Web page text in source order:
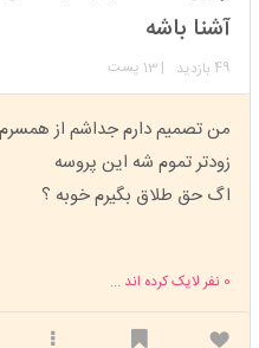
آشنا باشه
49 بازدید | 13 پست
من تصمیم دارم جداشم از همسرم
زودتر تموم شه این پروسه
اگ حق طلاق بگیرم خوبه ؟
0 نفر لایک کرده اند ...